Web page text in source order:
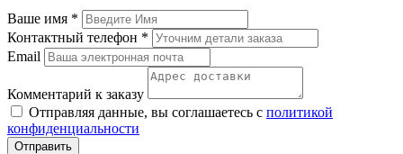
Ваше имя *
Контактный телефон *
Email
Комментарий к заказу
Отправляя данные, вы соглашаетесь с политикой
конфиденциальности
Отправить